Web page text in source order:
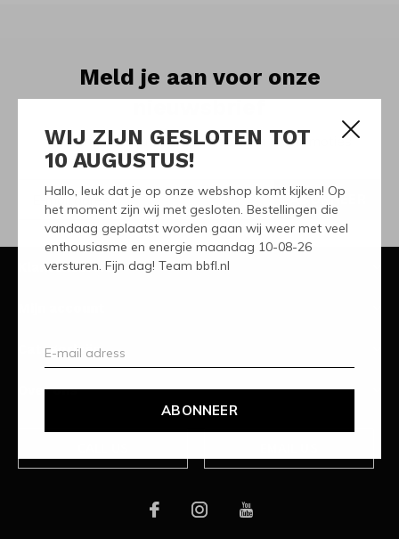
WIJ ZIJN GESLOTEN TOT
10 AUGUSTUS!
Hallo, leuk dat je op onze webshop komt kijken! Op
het moment zijn wij met gesloten. Bestellingen die
vandaag geplaatst worden gaan wij weer met veel
enthousiasme en energie maandag 10-08-26
versturen. Fijn dag! Team bbfl.nl
ABONNEER
Meld je aan voor onze
nieuwsbrief
Ontvang de nieuwste aanbiedingen en promoties
ABONNEER
Klantenservice
Categorieën
Over ons